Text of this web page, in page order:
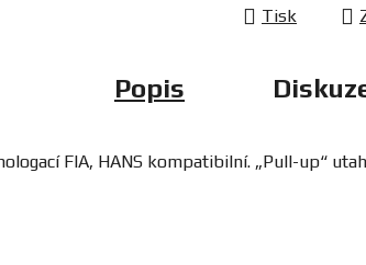
Tisk
Popis
FIA, HANS kompatibilní. „Pull-up“